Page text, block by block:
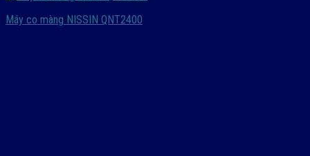
Máy co màng NISSIN QNT2400